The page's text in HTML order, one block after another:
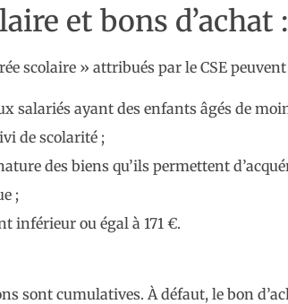
et bons
scolaire » attribués par le CSE
salariés ayant des enfants âgés de
de scolarité ;
des biens qu’ils permettent
;
inférieur ou égal à 171 €.
sont cumulatives. À défaut, le bon